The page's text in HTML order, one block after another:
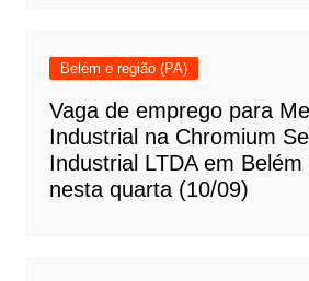
Belém e região (PA)
Vaga de emprego para
Industrial na Chromium
Industrial LTDA em
nesta quarta (10/09)